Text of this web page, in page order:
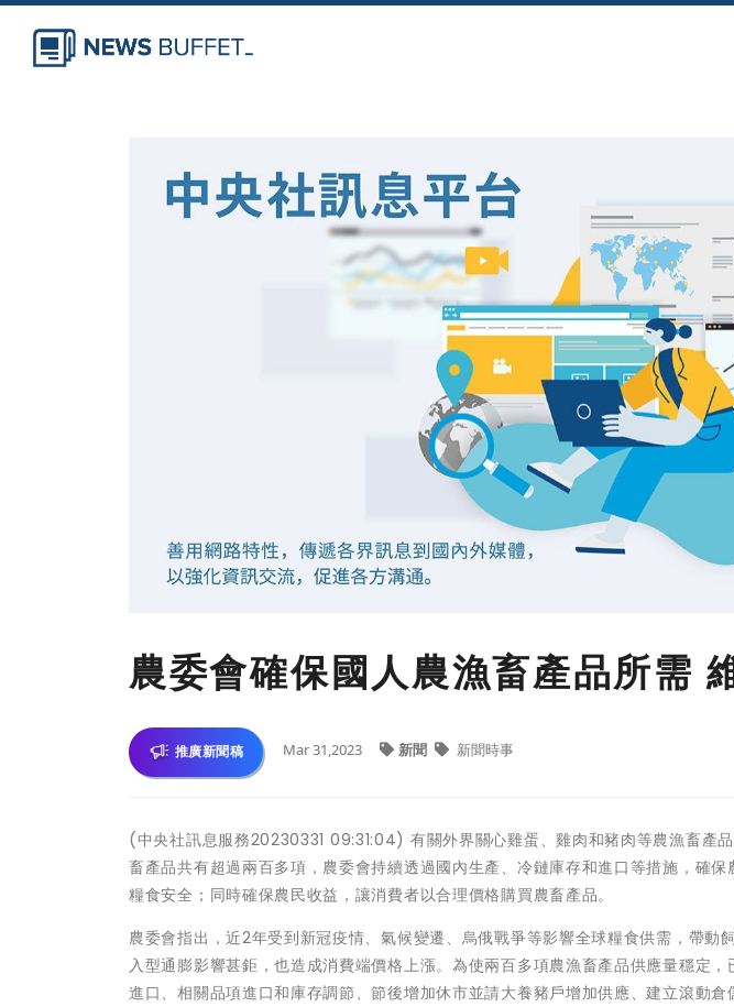
農委會確保國人農漁畜產品所需
推廣新聞稿 Mar 31,2023 新聞 新聞時事
(中央社訊息服務20230331 09:31:04) 有關外界關心雞蛋、雞肉和豬肉等農漁畜產
畜產品共有超過兩百多項，農委會持續透過國內生產、冷鏈庫存和進口等措施，確
糧食安全；同時確保農民收益，讓消費者以合理價格購買農畜產品。
農委會指出，近2年受到新冠疫情、氣候變遷、烏俄戰爭等影響全球糧食供需，帶動
入型通膨影響甚鉅，也造成消費端價格上漲。為使兩百多項農漁畜產品供應量穩定
進口、相關品項進口和庫存調節、節後增加休市並請大養豬戶增加供應、建立滾動